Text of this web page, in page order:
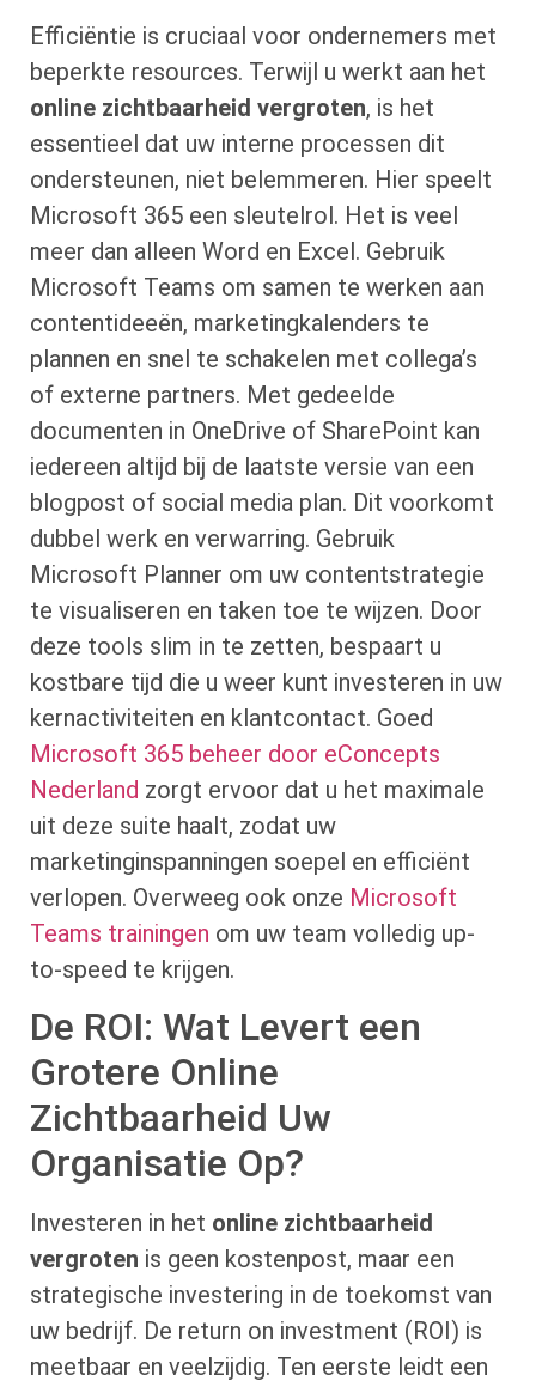
Efficiëntie is cruciaal voor ondernemers met
beperkte resources. Terwijl u werkt aan het
online zichtbaarheid vergroten, is het
essentieel dat uw interne processen dit
ondersteunen, niet belemmeren. Hier speelt
Microsoft 365 een sleutelrol. Het is veel
meer dan alleen Word en Excel. Gebruik
Microsoft Teams om samen te werken aan
contentideeën, marketingkalenders te
plannen en snel te schakelen met collega’s
of externe partners. Met gedeelde
documenten in OneDrive of SharePoint kan
iedereen altijd bij de laatste versie van een
blogpost of social media plan. Dit voorkomt
dubbel werk en verwarring. Gebruik
Microsoft Planner om uw contentstrategie
te visualiseren en taken toe te wijzen. Door
deze tools slim in te zetten, bespaart u
kostbare tijd die u weer kunt investeren in uw
kernactiviteiten en klantcontact. Goed
Microsoft 365 beheer door eConcepts
Nederland zorgt ervoor dat u het maximale
uit deze suite haalt, zodat uw
marketinginspanningen soepel en efficiënt
verlopen. Overweeg ook onze Microsoft
Teams trainingen om uw team volledig up-
to-speed te krijgen.
De ROI: Wat Levert een
Grotere Online
Zichtbaarheid Uw
Organisatie Op?
Investeren in het online zichtbaarheid
vergroten is geen kostenpost, maar een
strategische investering in de toekomst van
uw bedrijf. De return on investment (ROI) is
meetbaar en veelzijdig. Ten eerste leidt een